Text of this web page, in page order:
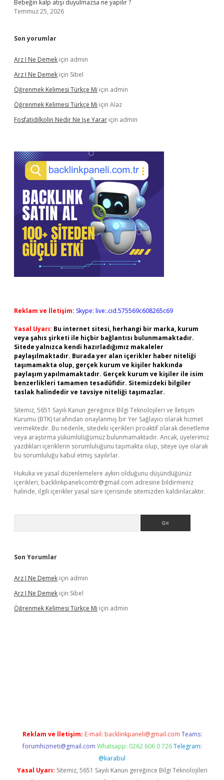
Bebeğin kalp atışı duyulmazsa ne yapılır ?
Temmuz 25, 2026
Son yorumlar
Arz I Ne Demek için admin
Arz I Ne Demek için Sibel
Öğrenmek Kelimesi Türkçe Mi için admin
Öğrenmek Kelimesi Türkçe Mi için Alaz
Fosfatidilkolin Nedir Ne Işe Yarar için admin
Reklam ve İletişim: Skype: live:.cid.575569c608265c69
Yasal Uyarı: Bu internet sitesi, herhangi bir marka, kurum
veya şahıs şirketi ile hiçbir bağlantısı bulunmamaktadır.
Sitede yalnızca kendi hazırladığımız makaleler
paylaşılmaktadır. Burada yer alan içerikler haber niteliği
taşımamakta olup, gerçek kurum ve kişiler hakkında
paylaşım yapılmamaktadır. Gerçek kurum ve kişiler ile isim
benzerlikleri tamamen tesadüfidir. Sitemizdeki bilgiler
taslak halindedir ve tavsiye niteliği taşımazlar.
Sitemiz, 5651 Sayılı Kanun gereğince Bilgi Teknolojileri ve İletişim
Kurumu (BTK) tarafından onaylanmış bir Yer Sağlayıcı olarak hizmet
vermektedir. Bu nedenle, sitedeki içerikleri proaktif olarak denetleme
veya araştırma yükümlülüğümüz bulunmamaktadır. Ancak, üyelerimiz
yazdıkları içeriklerin sorumluluğunu taşımakta olup, siteye üye olarak
bu sorumluluğu kabul etmiş sayılırlar.
Hukuka ve yasal düzenlemelere aykırı olduğunu düşündüğünüz
içerikleri, backlinkpanelicomtr@gmail.com adresine bildirmeniz
halinde, ilgili içerikler yasal süre içerisinde sitemizden kaldırılacaktır.
Son Yorumlar
Arz I Ne Demek için admin
Arz I Ne Demek için Sibel
Öğrenmek Kelimesi Türkçe Mi için admin
Reklam ve İletişim: E-mail: backlinkpaneli@gmail.com Teams:
forumhizmeti@gmail.com Whatsapp: 0262 606 0 726 Telegram:
@karabul
Yasal Uyarı: Sitemiz, 5651 Sayılı Kanun gereğince Bilgi Teknolojileri